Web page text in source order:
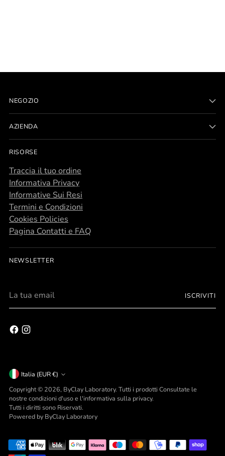
Personalizza
NEGOZIO
AZIENDA
RISORSE
Traccia il tuo ordine
Informativa Privacy
Informative Sui Resi
Termini e Condizioni
Cookies Policies
Pagina Contatti e FAQ
NEWSLETTER
tua
ISCRIVITI
Valuta
Italia (EUR €)
Copyright © 2026, ByClay Laboratory. Tutti i prodotti Consultate le
nostre condizioni d'uso e l'informativa sulla privacy.
Tutti i diritti sono Riservati.
Powered by ByClay Laboratory